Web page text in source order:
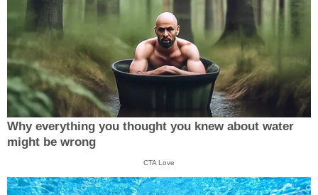
Why everything you thought you knew about water
might be wrong
CTA Love